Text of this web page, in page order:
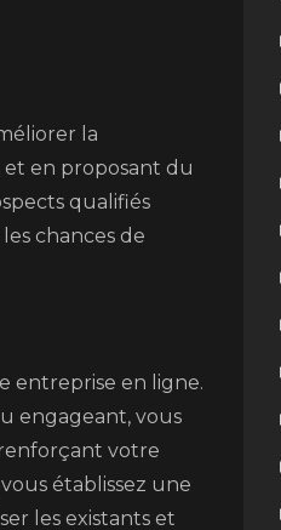
la
et en proposant du
qualifiés
chances de
entreprise en ligne.
engageant, vous
votre
établissez une
les existants et